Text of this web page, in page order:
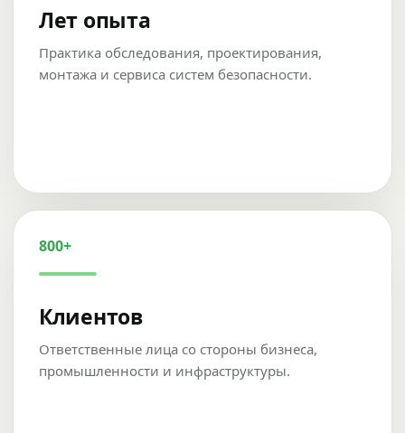
Лет опыта
Практика обследования, проектирования,
монтажа и сервиса систем безопасности.
800+
Клиентов
Ответственные лица со стороны бизнеса,
промышленности и инфраструктуры.